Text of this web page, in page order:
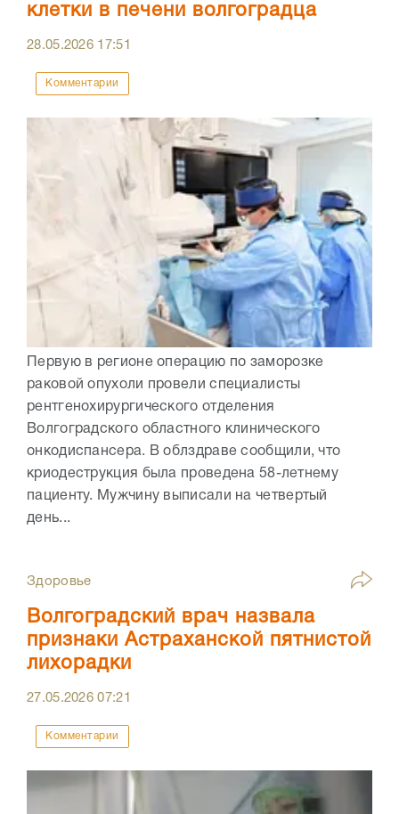
клетки в печени волгоградца
28.05.2026 17:51
Комментарии
Первую в регионе операцию по заморозке
раковой опухоли провели специалисты
рентгенохирургического отделения
Волгоградского областного клинического
онкодиспансера. В облздраве сообщили, что
криодеструкция была проведена 58-летнему
пациенту. Мужчину выписали на четвертый
день...
Здоровье
Волгоградский врач назвала
признаки Астраханской пятнистой
лихорадки
27.05.202607:21
Комментарии